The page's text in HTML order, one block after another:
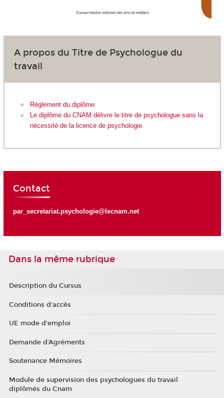
A propos du Titre de Psychologue du
travail
Réglement du diplôme
Le diplôme du CNAM délivre le titre de psychologue sans la
nécessité de la licence de psychologie.
Contact
par_secretariat.psychologie@lecnam.net
Dans la même rubrique
Description du Cursus
Conditions d'accès
UE mode d'emploi
Demande d'Agréments
Soutenance Mémoires
Module de supervision des psychologues du travail
diplômés du Cnam